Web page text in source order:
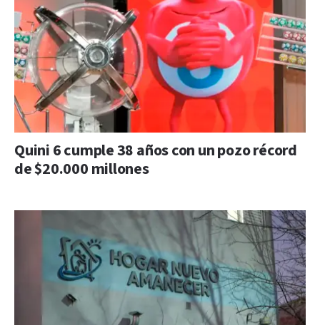
Quini 6 cumple 38 años con un pozo récord
de $20.000 millones